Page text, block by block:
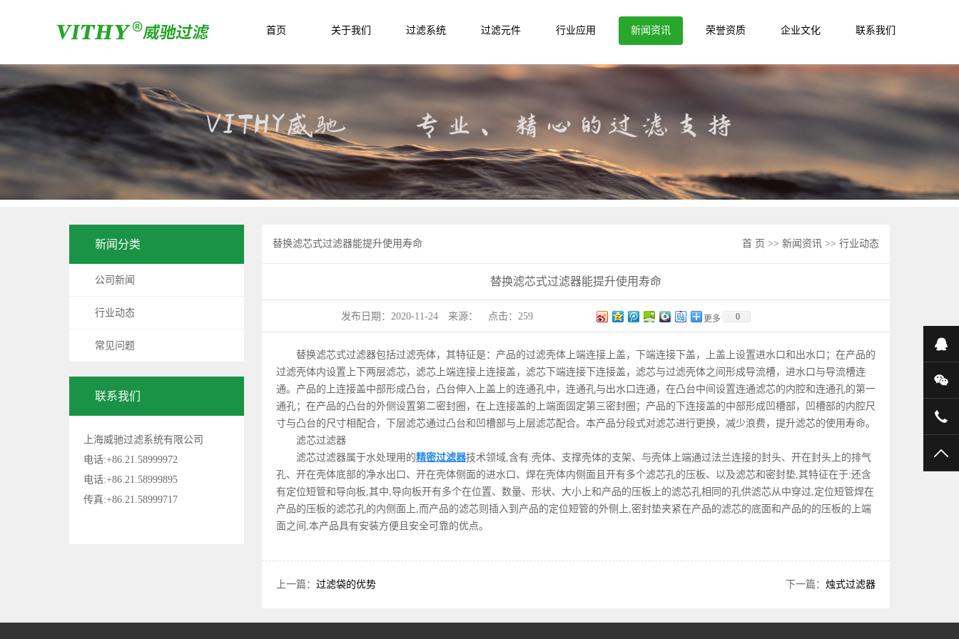
首页 关于我们 过滤系统
VZTF 全自动烛式过滤机
VVTF 精密微孔过滤机
PE/PA微孔滤芯/微孔管
VAS自清洗刮刀过滤器
VWYB 卧式叶片过滤机
VGTF 板式密闭过滤机
VBTF袋式过滤器
VSZB水平纸板精滤器
VSTF篮式过滤器
VIR强磁除铁器
VSLS旋液分离器
VATF空气过滤器
非标过滤器
过滤元件
微孔滤芯
滤袋
行业应用 新闻资讯
常见问题
荣誉资质 企业文化 联系我们
新闻分类
公司新闻
行业动态
常见问题
联系我们
上海威驰过滤系统有限公司
电话:+86.21.58999972
电话:+86.21.58999895
传真:+86.21.58999717
替换滤芯式过滤器能提升使用寿命 首 页 >> 新闻资讯 >> 行业动态
替换滤芯式过滤器能提升使用寿命
发布日期： 2020-11-24 来源： 点击： 259 更多 0
替换滤芯式过滤器包括过滤壳体，其特征是：产品的过滤壳体上端连接上盖，下端连接下盖，上盖上设置进水口和出水口；在产品的
过滤壳体内设置上下两层滤芯，滤芯上端连接上连接盖，滤芯下端连接下连接盖，滤芯与过滤壳体之间形成导流槽，进水口与导流槽连
通。产品的上连接盖中部形成凸台，凸台伸入上盖上的连通孔中，连通孔与出水口连通，在凸台中间设置连通滤芯的内腔和连通孔的第一
通孔；在产品的凸台的外侧设置第二密封圈，在上连接盖的上端面固定第三密封圈；产品的下连接盖的中部形成凹槽部，凹槽部的内腔尺
寸与凸台的尺寸相配合，下层滤芯通过凸台和凹槽部与上层滤芯配合。本产品分段式对滤芯进行更换，减少浪费，提升滤芯的使用寿命。
滤芯过滤器
滤芯过滤器属于水处理用的精密过滤器技术领域,含有:壳体、支撑壳体的支架、与壳体上端通过法兰连接的封头、开在封头上的排气
孔、开在壳体底部的净水出口、开在壳体侧面的进水口、焊在壳体内侧面且开有多个滤芯孔的压板、以及滤芯和密封垫,其特征在于:还含
有定位短管和导向板,其中,导向板开有多个在位置、数量、形状、大小上和产品的压板上的滤芯孔相同的孔供滤芯从中穿过,定位短管焊在
产品的压板的滤芯孔的内侧面上,而产品的滤芯则插入到产品的定位短管的外侧上,密封垫夹紧在产品的滤芯的底面和产品的的压板的上端
面之间,本产品具有安装方便且安全可靠的优点。
上一篇： 过滤袋的优势 下一篇： 烛式过滤器
在
微